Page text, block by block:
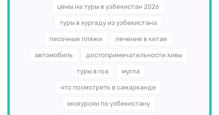
цены на туры в узбекистан 2026
туры в хургаду из узбекистана
песочные пляжи лечение в китае
автомобиль достопримечательности хивы
туры в гоа мугла
что посмотреть в самарканде
экскурсии по узбекистану